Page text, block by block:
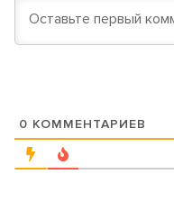
0 КОММЕНТАРИЕВ